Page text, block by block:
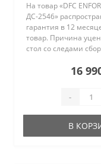
На товар «DFC
ДС-2546»
гарантия в 12
товар. Причина
стол со следами
16
-
В